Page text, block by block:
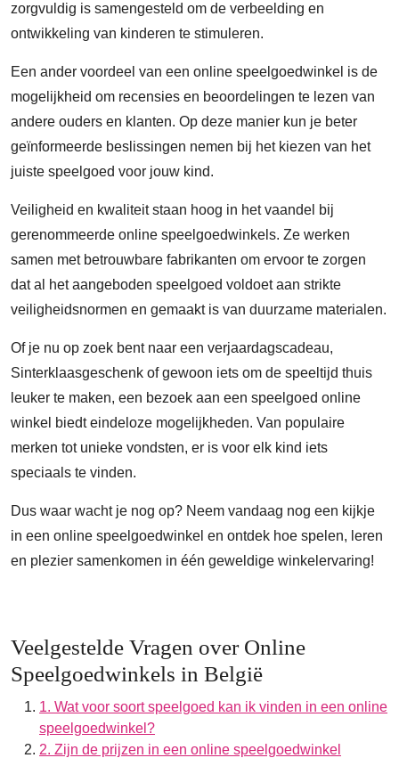
zorgvuldig is samengesteld om de verbeelding en
ontwikkeling van kinderen te stimuleren.
Een ander voordeel van een online speelgoedwinkel is de
mogelijkheid om recensies en beoordelingen te lezen van
andere ouders en klanten. Op deze manier kun je beter
geïnformeerde beslissingen nemen bij het kiezen van het
juiste speelgoed voor jouw kind.
Veiligheid en kwaliteit staan hoog in het vaandel bij
gerenommeerde online speelgoedwinkels. Ze werken
samen met betrouwbare fabrikanten om ervoor te zorgen
dat al het aangeboden speelgoed voldoet aan strikte
veiligheidsnormen en gemaakt is van duurzame materialen.
Of je nu op zoek bent naar een verjaardagscadeau,
Sinterklaasgeschenk of gewoon iets om de speeltijd thuis
leuker te maken, een bezoek aan een speelgoed online
winkel biedt eindeloze mogelijkheden. Van populaire
merken tot unieke vondsten, er is voor elk kind iets
speciaals te vinden.
Dus waar wacht je nog op? Neem vandaag nog een kijkje
in een online speelgoedwinkel en ontdek hoe spelen, leren
en plezier samenkomen in één geweldige winkelervaring!
Veelgestelde Vragen over Online
Speelgoedwinkels in België
1. Wat voor soort speelgoed kan ik vinden in een online
speelgoedwinkel?
2. Zijn de prijzen in een online speelgoedwinkel